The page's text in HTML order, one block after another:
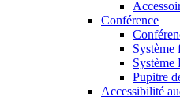
Conférence
Système
Système
Pupitre
Accessibilité